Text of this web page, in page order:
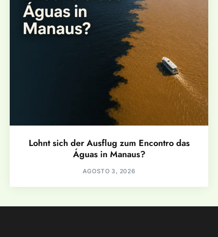
Lohnt sich der Ausflug zum Encontro das
Águas in Manaus?
AGOSTO 3, 2026